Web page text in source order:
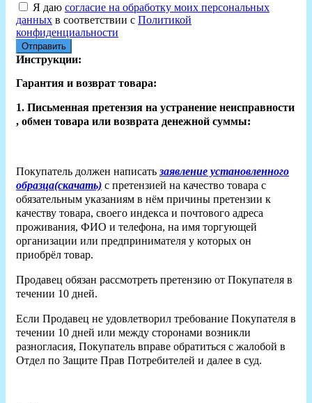
Я даю согласие на обработку моих персональных
данных в соответствии с Политикой
конфиденциальности
Отправить
Инструкции:
Гарантия и возврат товара:
1. Письменная претензия на устранение неисправности
, обмен товара или возврата денежной суммы:
Покупатель должен написать заявление установленного
образца(скачать) с претензией на качество товара с
обязательным указаниям в нём причины претензии к
качеству товара, своего индекса и почтового адреса
проживания, ФИО и телефона, на имя торгующей
организации или предпринимателя у которых он
приобрёл товар.
Продавец обязан рассмотреть претензию от Покупателя в
течении 10 дней.
Если Продавец не удовлетворил требование Покупателя в
течении 10 дней или между сторонами возникли
разногласия, Покупатель вправе обратиться с жалобой в
Отдел по Защите Прав Потребителей и далее в суд.